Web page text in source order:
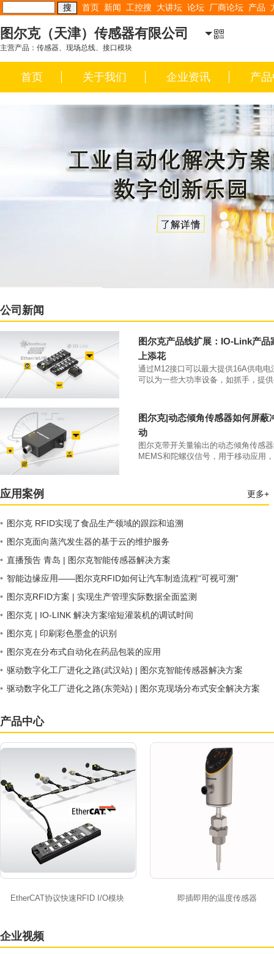
首页 新闻 工控搜 大讲坛 论坛 厂商论坛 产品
图尔克（天津）传感器有限公司
主营产品：传感器、现场总线、接口模块
首页 关于我们 企业资讯 产
公司新闻
图尔克产品线扩展：IO-Link产品
上添花
通过M12接口可以最大提供16A供电电
可以为一些大功率设备，如抓手，提
本体上。
图尔克|动态倾角传感器如何屏蔽
动
图尔克带开关量输出的动态倾角传感
MEMS和陀螺仪信号，用于移动应用
应用案例 更多+
• 图尔克 RFID实现了食品生产领域的跟踪和追溯
• 图尔克面向蒸汽发生器的基于云的维护服务
• 直播预告 青岛 | 图尔克智能传感器解决方案
• 智能边缘应用——图尔克RFID如何让汽车制造流程“可视可溯”
• 图尔克RFID方案 | 实现生产管理实际数据全面监测
• 图尔克 | IO-LINK 解决方案缩短灌装机的调试时间
• 图尔克 | 印刷彩色墨盒的识别
• 图尔克在分布式自动化在药品包装的应用
• 驱动数字化工厂进化之路(武汉站) | 图尔克智能传感器解决方案
• 驱动数字化工厂进化之路(东莞站) | 图尔克现场分布式安全解决方案
产品中心
EtherCAT协议快速RFID I/O模块 即插即用的温度传感器
企业视频